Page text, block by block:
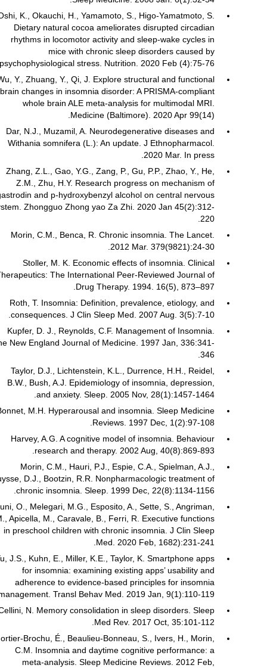
K., Okauchi, H., Yamamoto, S., Higo-Yamatmoto, S.
Dietary natural cocoa ameliorates disrupted circadian
rhythms in locomotor activity and sleep-wake cycles in
mice with chronic sleep disorders caused by
psychophysiological stress. Nutrition. 2020 Feb (4):75-76.
Y., Zhuang, Y., Qi, J. Explore structural and functional
brain changes in insomnia disorder: A PRISMA-compliant
whole brain ALE meta-analysis for multimodal MRI.
Medicine (Baltimore). 2020 Apr 99(14).
Dar, N.J., Muzamil, A. Neurodegenerative diseases and
Withania somnifera (L.): An update. J Ethnopharmacol.
2020 Mar. In press.
Zhang, Z.L., Gao, Y.G., Zang, P., Gu, P.P., Zhao, Y., He,
Z.M., Zhu, H.Y. Research progress on mechanism of
and p-hydroxybenzyl alcohol on central nervous
Zhongguo Zhong yao Za Zhi. 2020 Jan 45(2):312-
220.
Morin, C.M., Benca, R. Chronic insomnia. The Lancet.
2012 Mar. 379(9821):24-30.
Stoller, M. K. Economic effects of insomnia. Clinical
The International Peer-Reviewed Journal of
Drug Therapy. 1994. 16(5), 873–897.
Roth, T. Insomnia: Definition, prevalence, etiology, and
consequences. J Clin Sleep Med. 2007 Aug. 3(5):7-10.
Kupfer, D. J., Reynolds, C.F. Management of Insomnia.
New England Journal of Medicine. 1997 Jan, 336:341-
346.
Taylor, D.J., Lichtenstein, K.L., Durrence, H.H., Reidel,
B.W., Bush, A.J. Epidemiology of insomnia, depression,
and anxiety. Sleep. 2005 Nov, 28(1):1457-1464.
M.H. Hyperarousal and insomnia. Sleep Medicine
Reviews. 1997 Dec, 1(2):97-108.
Harvey, A.G. A cognitive model of insomnia. Behaviour
research and therapy. 2002 Aug, 40(8):869-893.
Morin, C.M., Hauri, P.J., Espie, C.A., Spielman, A.J.,
D.J., Bootzin, R.R. Nonpharmacologic treatment of
chronic insomnia. Sleep. 1999 Dec, 22(8):1134-1156.
O., Melegari, M.G., Esposito, A., Sette, S., Angriman,
Apicella, M., Caravale, B., Ferri, R. Executive functions
in preschool children with chronic insomnia. J Clin Sleep
Med. 2020 Feb, 1682):231-241.
J.S., Kuhn, E., Miller, K.E., Taylor, K. Smartphone apps
for insomnia: examining existing apps’ usability and
adherence to evidence-based principles for insomnia
Transl Behav Med. 2019 Jan, 9(1):110-119.
N. Memory consolidation in sleep disorders. Sleep
Med Rev. 2017 Oct, 35:101-112.
Brochu, É., Beaulieu-Bonneau, S., Ivers, H., Morin,
C.M. Insomnia and daytime cognitive performance: a
meta-analysis. Sleep Medicine Reviews. 2012 Feb,